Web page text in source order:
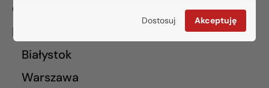
Dostosuj Akceptuję
O nas
Finansowanie
Białystok
Warszawa